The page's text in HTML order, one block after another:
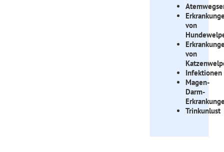
von
von
Infektionen
Magen-
Darm-
Trinkunlust